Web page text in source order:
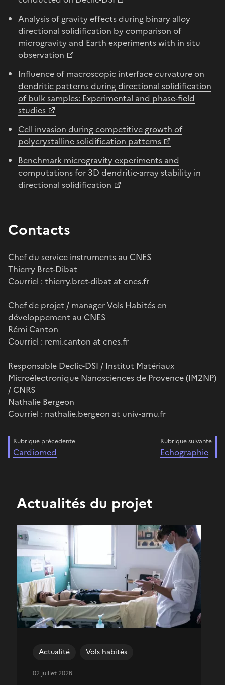
Analysis of gravity effects during binary alloy
directional solidification by comparison of
microgravity and Earth experiments with in situ
observation
Influence of macroscopic interface curvature on
dendritic patterns during directional solidification
of bulk samples: Experimental and phase-field
studies
Cell invasion during competitive growth of
polycrystalline solidification patterns
Benchmark microgravity experiments and
computations for 3D dendritic-array stability in
directional solidification
Contacts
Chef du service instruments au CNES
Thierry Bret-Dibat
Courriel : thierry.bret-dibat at cnes.fr
Chef de projet / manager Vols Habités en
développement au CNES
Rémi Canton
Courriel : remi.canton at cnes.fr
Responsable Declic-DSI / Institut Matériaux
Microélectronique Nanosciences de Provence (IM2NP)
/ CNRS
Nathalie Bergeon
Courriel : nathalie.bergeon at univ-amu.fr
Rubrique précedente
Cardiomed
Rubrique suivante
Echographie
Actualités du projet
Actualité Vols habités
02 juillet 2026